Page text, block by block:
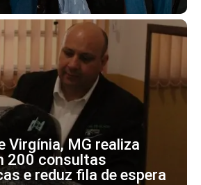
Virgínia, MG realiza
200 consultas
e reduz fila de espera